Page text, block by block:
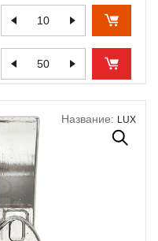
Название: LUX